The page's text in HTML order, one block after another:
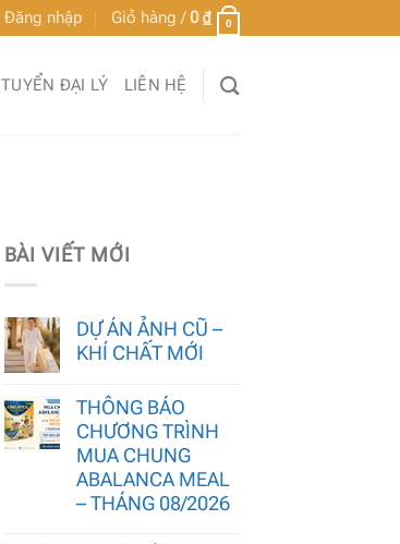
Đăng nhập Giỏ hàng /0₫ 0
TUYỂN ĐẠI LÝ LIÊN HỆ
BÀI VIẾT MỚI
DỰ ÁN ẢNH CŨ –
KHÍ CHẤT MỚI
THÔNG BÁO
CHƯƠNG TRÌNH
MUA CHUNG
ABALANCA MEAL
– THÁNG 08/2026